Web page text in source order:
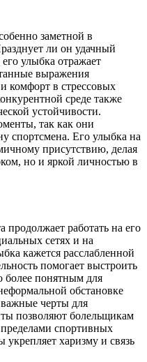
заметной в
ли он удачный
улыбка отражает
выражения
комфорт в стрессовых
среде также
устойчивости.
так как они
спортсмена. Его улыбка на
присутствию, делая
но и яркой личностью в
работать на его
сетях и на
кажется расслабленной
помогает выстроить
более понятным для
обстановке
важные черты для
позволяют болельщикам
пределами спортивных
харизму и связь